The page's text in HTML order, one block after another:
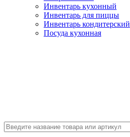
Инвентарь кухонный
Инвентарь для пиццы
Инвентарь кондитерский
Посуда кухонная